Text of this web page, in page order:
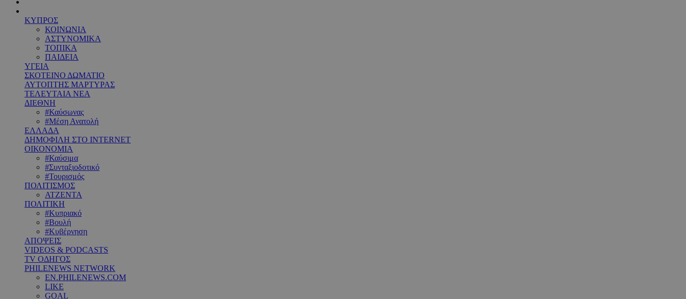
ΚΥΠΡΟΣ
ΚΟΙΝΩΝΙΑ
ΑΣΤΥΝΟΜΙΚΑ
ΤΟΠΙΚΑ
ΠΑΙΔΕΙΑ
ΥΓΕΙΑ
ΣΚΟΤΕΙΝΟ ΔΩΜΑΤΙΟ
ΑΥΤΟΠΤΗΣ ΜΑΡΤΥΡΑΣ
ΤΕΛΕΥΤΑΙΑ ΝΕΑ
ΔΙΕΘΝΗ
#Καύσωνας
#Μέση Ανατολή
ΕΛΛΑΔΑ
ΔΗΜΟΦΙΛΗ ΣΤΟ INTERNET
ΟΙΚΟΝΟΜΙΑ
#Καύσιμα
#Συνταξιοδοτικό
#Τουρισμός
ΠΟΛΙΤΙΣΜΟΣ
ΑΤΖΕΝΤΑ
ΠΟΛΙΤΙΚΗ
#Κυπριακό
#Βουλή
#Κυβέρνηση
ΑΠΟΨΕΙΣ
VIDEOS & PODCASTS
TV ΟΔΗΓΟΣ
PHILENEWS NETWORK
EN.PHILENEWS.COM
LIKE
GOAL